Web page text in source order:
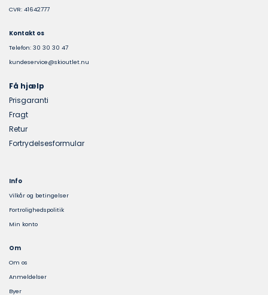
CVR: 41642777
Kontakt os
Telefon: 30 30 30 47
kundeservice@skioutlet.nu
Få hjælp
Prisgaranti
Fragt
Retur
Fortrydelsesformular
Info
Vilkår og betingelser
Fortrolighedspolitik
Min konto
Om
Om os
Anmeldelser
Byer